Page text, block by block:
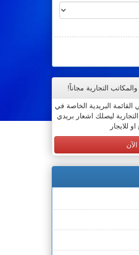
التجارية مجاناً!
البريدية الخاصة في
ليصلك اشعار بريدي
للايجار